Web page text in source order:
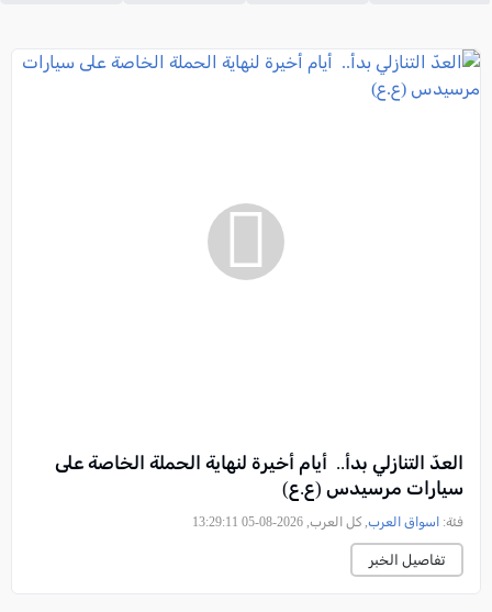
العدّ التنازلي بدأ.. أيام أخيرة لنهاية الحملة الخاصة على
سيارات مرسيدس (ع.ع)
فئة: اسواق العرب, كل العرب, 2026-08-05 13:29:11
تفاصيل الخبر